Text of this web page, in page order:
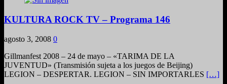
KULTURA ROCK TV – Programa 146
agosto 3, 2008 0
Gillmanfest 2008 – 24 de mayo – «TARIMA DE LA
JUVENTUD» (Transmisión sujeta a los juegos de Beijing)
LEGION – DESPERTAR. LEGION – SIN IMPORTARLES […]